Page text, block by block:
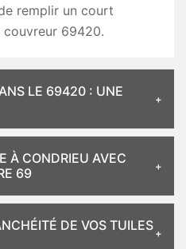
remplir un court
69420.
LE 69420 : UNE
À CONDRIEU AVEC
69
DE VOS TUILES